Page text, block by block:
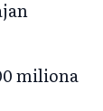
miliona